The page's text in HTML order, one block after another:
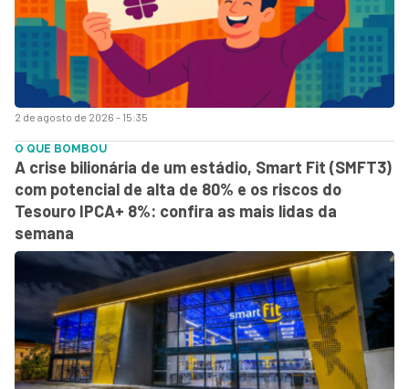
2 de agosto de 2026 - 15:35
O QUE BOMBOU
A crise bilionária de um estádio, Smart Fit (SMFT3)
com potencial de alta de 80% e os riscos do
Tesouro IPCA+ 8%: confira as mais lidas da
semana